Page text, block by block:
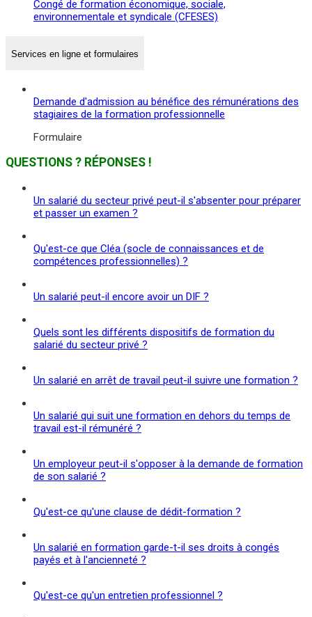
Congé de formation économique, sociale,
environnementale et syndicale (CFESES)
Services en ligne et formulaires
Demande d'admission au bénéfice des rémunérations des
stagiaires de la formation professionnelle
Formulaire
QUESTIONS ? RÉPONSES !
Un salarié du secteur privé peut-il s'absenter pour préparer
et passer un examen ?
Qu'est-ce que Cléa (socle de connaissances et de
compétences professionnelles) ?
Un salarié peut-il encore avoir un DIF ?
Quels sont les différents dispositifs de formation du
salarié du secteur privé ?
Un salarié en arrêt de travail peut-il suivre une formation ?
Un salarié qui suit une formation en dehors du temps de
travail est-il rémunéré ?
Un employeur peut-il s'opposer à la demande de formation
de son salarié ?
Qu'est-ce qu'une clause de dédit-formation ?
Un salarié en formation garde-t-il ses droits à congés
payés et à l'ancienneté ?
Qu'est-ce qu'un entretien professionnel ?